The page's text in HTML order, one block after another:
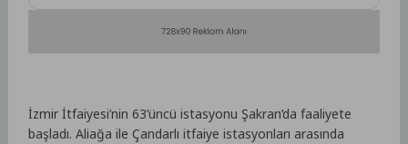
İzmir İtfaiyesi’nin 63’üncü istasyonu Şakran’da faaliyete
başladı. Aliağa ile Çandarlı itfaiye istasyonları arasında